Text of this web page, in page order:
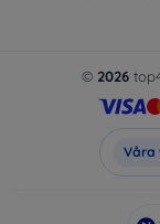
© 2026
Våra